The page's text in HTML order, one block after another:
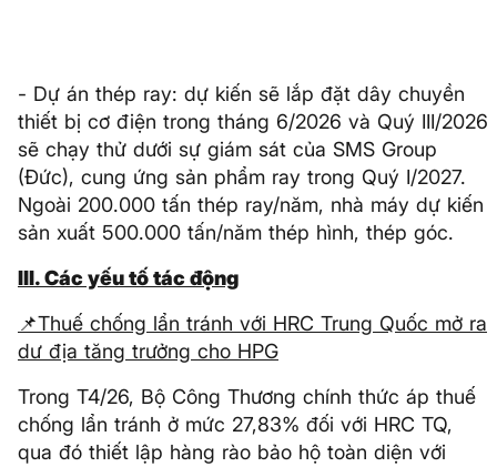
- Dự án thép ray: dự kiến sẽ lắp đặt dây chuyền
thiết bị cơ điện trong tháng 6/2026 và Quý III/2026
sẽ chạy thử dưới sự giám sát của SMS Group
(Đức), cung ứng sản phẩm ray trong Quý I/2027.
Ngoài 200.000 tấn thép ray/năm, nhà máy dự kiến
sản xuất 500.000 tấn/năm thép hình, thép góc.
III. Các yếu tố tác động
📌Thuế chống lẩn tránh với HRC Trung Quốc mở ra
dư địa tăng trưởng cho HPG
Trong T4/26, Bộ Công Thương chính thức áp thuế
chống lẩn tránh ở mức 27,83% đối với HRC TQ,
qua đó thiết lập hàng rào bảo hộ toàn diện với